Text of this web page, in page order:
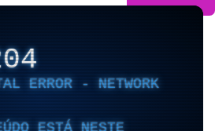
ERROR - NETWORK
ESTÁ NESTE